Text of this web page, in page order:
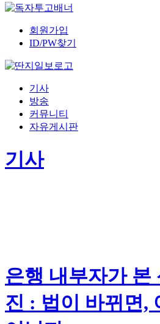
회원가입
ID/PW찾기
기사
방송
커뮤니티
자유게시판
기사
은행 내부자가 본
진 : 법이 바뀌면,